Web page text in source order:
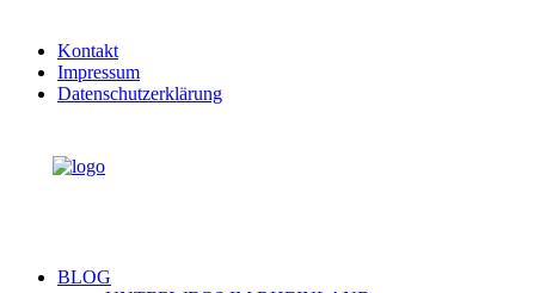
Kontakt
Impressum
Datenschutzerklärung
BLOG